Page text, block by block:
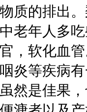
质的排出
老年人多
，软化血
炎等疾病
然是佳果